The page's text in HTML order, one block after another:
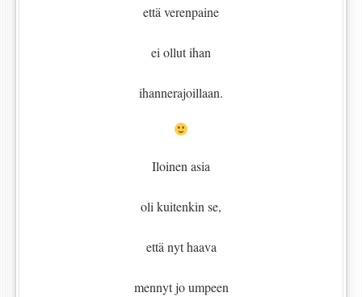
että verenpaine
ei ollut ihan
ihannerajoillaan.
Iloinen asia
oli kuitenkin se,
että nyt haava
mennyt jo umpeen